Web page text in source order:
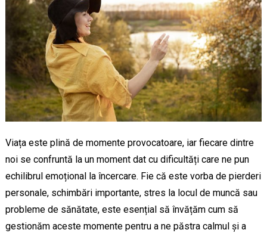
Viața este plină de momente provocatoare, iar fiecare dintre
noi se confruntă la un moment dat cu dificultăți care ne pun
echilibrul emoțional la încercare. Fie că este vorba de pierderi
personale, schimbări importante, stres la locul de muncă sau
probleme de sănătate, este esențial să învățăm cum să
gestionăm aceste momente pentru a ne păstra calmul și a